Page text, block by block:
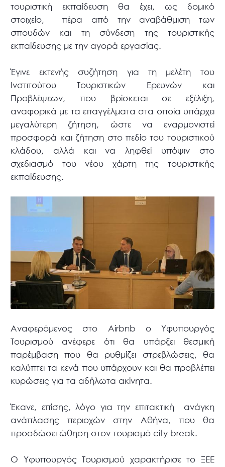
τουριστική εκπαίδευση θα έχει, ως δομικό
στοιχείο, πέρα από την αναβάθμιση των
σπουδών και τη σύνδεση της τουριστικής
εκπαίδευσης με την αγορά εργασίας.
Έγινε εκτενής συζήτηση για τη μελέτη του
Ινστιτούτου Τουριστικών Ερευνών και
Προβλέψεων, που βρίσκεται σε εξέλιξη,
αναφορικά με τα επαγγέλματα στα οποία υπάρχει
μεγαλύτερη ζήτηση, ώστε να εναρμονιστεί
προσφορά και ζήτηση στο πεδίο του τουριστικού
κλάδου, αλλά και να ληφθεί υπόψιν στο
σχεδιασμό του νέου χάρτη της τουριστικής
εκπαίδευσης.
Αναφερόμενος στo Airbnb ο Υφυπουργός
Τουρισμού ανέφερε ότι θα υπάρξει θεσμική
παρέμβαση που θα ρυθμίζει στρεβλώσεις, θα
καλύπτει τα κενά που υπάρχουν και θα προβλέπει
κυρώσεις για τα αδήλωτα ακίνητα.
Έκανε, επίσης, λόγο για την επιτακτική ανάγκη
ανάπλασης περιοχών στην Αθήνα, που θα
προσδώσει ώθηση στον τουρισμό city break.
Ο Υφυπουργός Τουρισμού χαρακτήρισε το ΞΕΕ